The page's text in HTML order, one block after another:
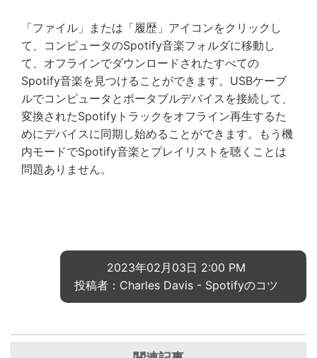
「ファイル」または「履歴」アイコンをクリックし
て、コンピュータのSpotify音楽フォルダに移動し
て、オフラインでダウンロードされたすべての
Spotify音楽を見つけることができます。USBケーブ
ルでコンピュータとポータブルデバイスを接続して、
変換されたSpotifyトラックをオフライン再生するた
めにデバイスに同期し始めることができます。もう機
内モードでSpotify音楽とプレイリストを聴くことは
問題ありません。
2023年02月03日 2:00 PM
投稿者：Charles Davis - Spotifyのコツ